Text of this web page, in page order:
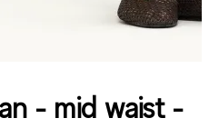
- mid waist -